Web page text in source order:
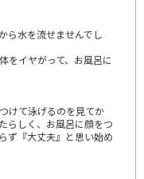
ら水を流せませんでし
をイヤがって、お風呂に
けて泳げるのを見てか
らしく、お風呂に顔をつ
ず『大丈夫』と思い始め